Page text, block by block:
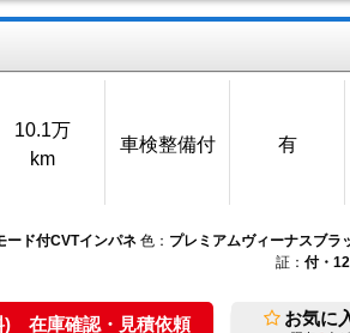
10.1万
km
車検整備付 有
ード付CVTインパネ 色： プレミアムヴィーナスブラ
証： 付・
) 在庫確認・見積依頼 お気に